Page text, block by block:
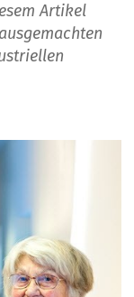
Artikel